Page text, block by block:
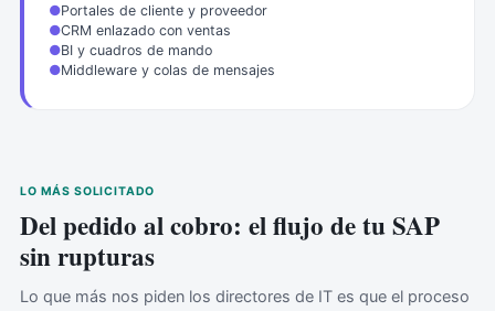
●Portales de cliente y proveedor
●CRM enlazado con ventas
●BI y cuadros de mando
●Middleware y colas de mensajes
LO MÁS SOLICITADO
Del pedido al cobro: el flujo de tu SAP
sin rupturas
Lo que más nos piden los directores de IT es que el proceso